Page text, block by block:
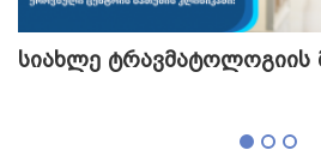
სიახლე ტრავმატოლოგიის